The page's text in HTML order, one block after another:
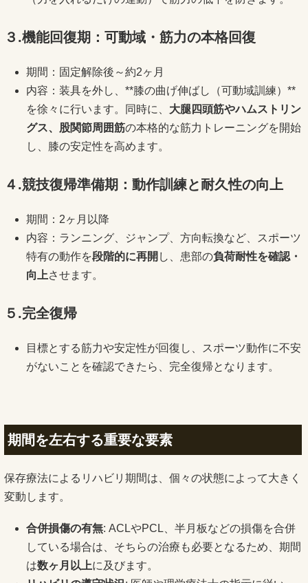
３.機能回復期：可動域・筋力の本格回復
期間：固定解除後～約2ヶ月
内容：装具を外し、**膝の曲げ伸ばし（可動域訓練）**
を徐々に行います。同時に、 大腿四頭筋やハムストリン
グス、股関節周囲筋の本格的な筋力トレーニングを開始
し、膝の安定性を高めます。
４.競技復帰準備期：動作訓練と耐久性の向上
期間：2ヶ月以降
内容：ランニング、ジャンプ、方向転換など、スポーツ
特有の動作を段階的に再開 し、患部の負荷耐性を確認・
向上させます。
５.完全復帰
目標とする筋力や安定性が回復し、スポーツ動作に不安
がないことを確認できたら、完全復帰となります。
期間を左右する重要な要素
保存療法によるリハビリ期間は、個々の状態によって大きく
変動します。
合併損傷の有無: ACLやPCL、半月板などの損傷を合併
している場合は、そちらの治療も必要となるため、期間
は数ヶ月以上に及びます。